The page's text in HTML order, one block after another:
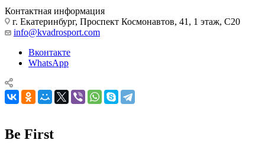
Контактная информация
г. Екатеринбург, Проспект Космонавтов, 41, 1 этаж, С20
info@kvadrosport.com
Вконтакте
WhatsApp
Be First